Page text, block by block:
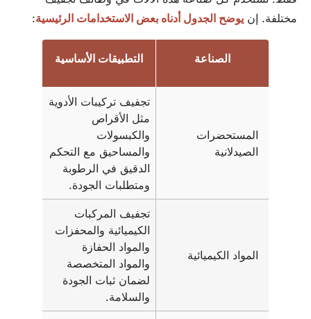
مختلفة. إن يوضح الجدول أدناه بعض الاستخدامات الرئيسية:
الصناعة التطبيقات الأساسية
المستحضرات
الصيدلانية
تجفيف تركيبات الأدوية
مثل الأقراص
والكبسولات
والمساحيق مع التحكم
الدقيق في الرطوبة
ومتطلبات الجودة.
المواد الكيميائية
تجفيف المركبات
الكيميائية والمحفزات
والمواد الحفازة
والمواد المتخصصة
لضمان ثبات الجودة
والسلامة.